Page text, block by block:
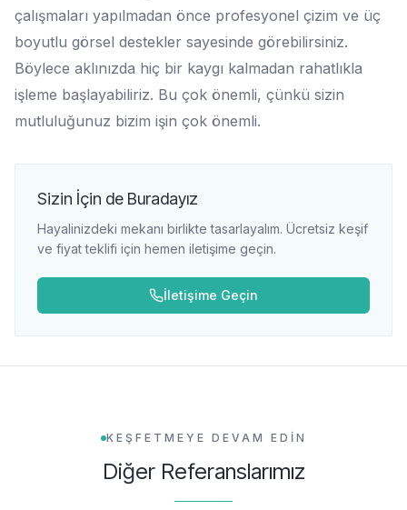
çalışmaları yapılmadan önce profesyonel çizim ve üç
boyutlu görsel destekler sayesinde görebilirsiniz.
Böylece aklınızda hiç bir kaygı kalmadan rahatlıkla
işleme başlayabiliriz. Bu çok önemli, çünkü sizin
mutluluğunuz bizim işin çok önemli.
Sizin İçin de Buradayız
Hayalinizdeki mekanı birlikte tasarlayalım. Ücretsiz keşif
ve fiyat teklifi için hemen iletişime geçin.
İletişime Geçin
KEŞFETMEYE DEVAM EDİN
Diğer Referanslarımız